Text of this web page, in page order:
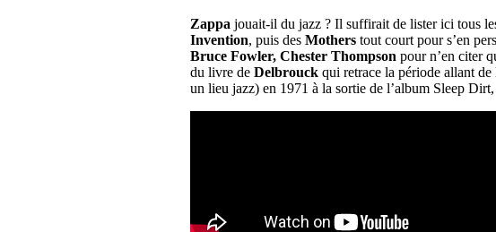
Zappa jouait-il du jazz ? Il suffirait de lister ici tous
Invention, puis des Mothers tout court pour s’en
Bruce Fowler, Chester Thompson pour n’en citer
du livre de Delbrouck qui retrace la période allant
un lieu jazz) en 1971 à la sortie de l’album Sleep